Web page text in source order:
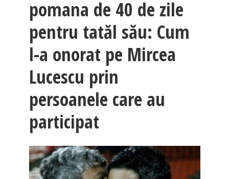
pomana de 40 de zile
pentru tatăl său: Cum
l-a onorat pe Mircea
Lucescu prin
persoanele care au
participat